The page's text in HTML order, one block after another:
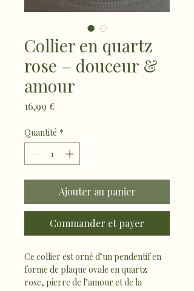
Collier en quartz
rose – douceur &
amour
16,99 €Prix
Quantité *
Ajouter au panier
Commander et payer
Ce collier est orné d’un pendentif en
forme de plaque ovale en quartz
rose, pierre de l’amour et de la